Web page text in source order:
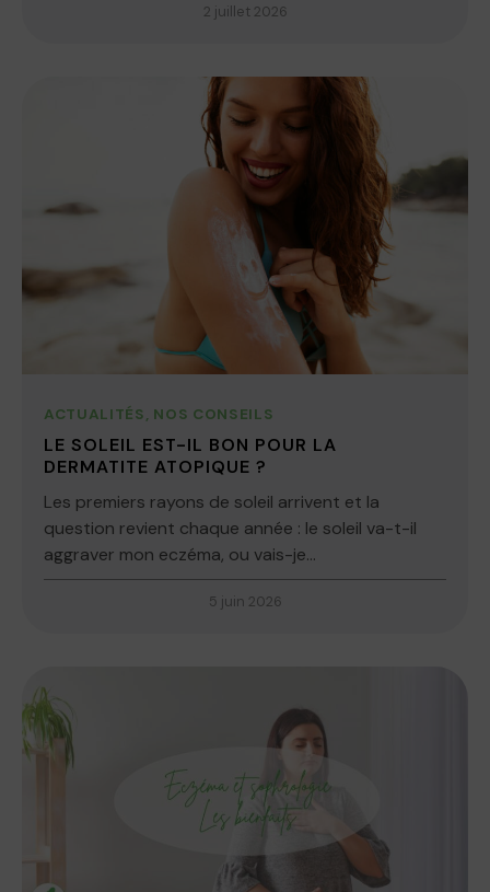
2 juillet 2026
ACTUALITÉS, NOS CONSEILS
LE SOLEIL EST-IL BON POUR LA
DERMATITE ATOPIQUE ?
Les premiers rayons de soleil arrivent et la
question revient chaque année : le soleil va-t-il
aggraver mon eczéma, ou vais-je...
5 juin 2026